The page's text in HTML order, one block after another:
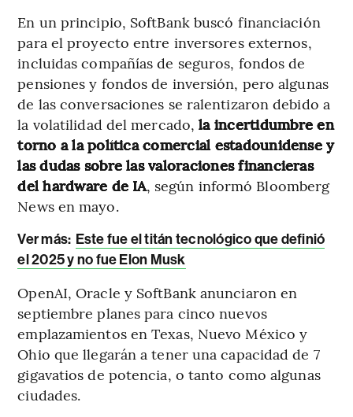
En un principio, SoftBank buscó financiación
para el proyecto entre inversores externos,
incluidas compañías de seguros, fondos de
pensiones y fondos de inversión, pero algunas
de las conversaciones se ralentizaron debido a
la volatilidad del mercado,la incertidumbre en
torno a la política comercial estadounidense y
las dudas sobre las valoraciones financieras
del hardware de IA, según informó Bloomberg
News en mayo.
Ver más: Este fue el titán tecnológico que definió
el 2025 y no fue Elon Musk
OpenAI, Oracle y SoftBank anunciaron en
septiembre planes para cinco nuevos
emplazamientos en Texas, Nuevo México y
Ohio que llegarán a tener una capacidad de 7
gigavatios de potencia, o tanto como algunas
ciudades.